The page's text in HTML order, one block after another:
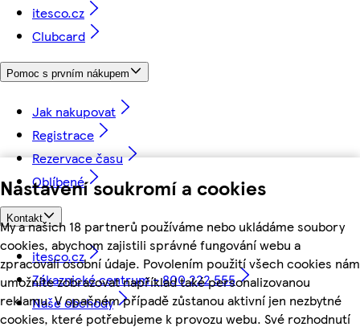
Nastavení soukromí a cookies
My a našich 18 partnerů používáme nebo ukládáme soubory
cookies, abychom zajistili správné fungování webu a
zpracovali osobní údaje. Povolením použití všech cookies nám
umožníte zobrazovat například také personalizovanou
reklamu. V opačném případě zůstanou aktivní jen nezbytné
cookies, které potřebujeme k provozu webu. Své rozhodnutí
itesco.cz
Clubcard
Pomoc s prvním nákupem
Jak nakupovat
Registrace
Rezervace času
Oblíbené
Kontakt
itesco.cz
Zákaznické centrum - 800 222 555
Naše obchody